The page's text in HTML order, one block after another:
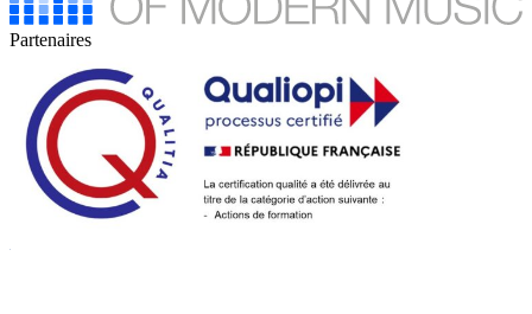
Partenaires